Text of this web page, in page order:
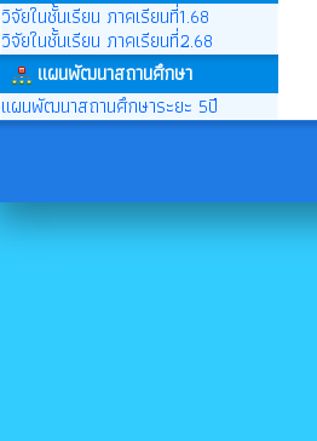
วิจัยในชั้นเรียน ภาคเรียนที่1.68
วิจัยในชั้นเรียน ภาคเรียนที่2.68
แผนพัฒนาสถานศึกษา
แผนพัฒนาสถานศึกษาระยะ 5ปี